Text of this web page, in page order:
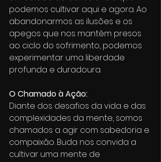
podemos cultivar aqui e agora. Ao
abandonarmos as ilusões e os
apegos que nos mantêm presos
ao ciclo do sofrimento, podemos
experimentar uma liberdade
profunda e duradoura.
O Chamado à Ação:
Diante dos desafios da vida e das
complexidades da mente, somos
chamados a agir com sabedoria e
compaixão. Buda nos convida a
cultivar uma mente de